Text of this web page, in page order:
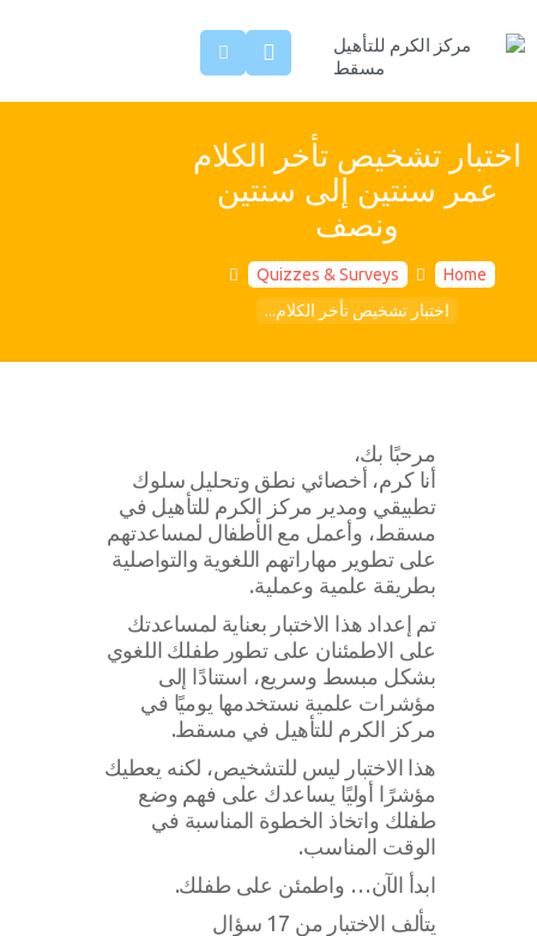
اختبار تشخيص تأخر الكلام
عمر سنتين إلى سنتين
ونصف
Home
Quizzes & Surveys
اختبار تشخيص تأخر الكلام...
مقالات عن التوحد
فريقنا
مرحبًا بك،
أنا كرم، أخصائي نطق وتحليل سلوك
تطبيقي ومدير مركز الكرم للتأهيل في
مسقط، وأعمل مع الأطفال لمساعدتهم
على تطوير مهاراتهم اللغوية والتواصلية
بطريقة علمية وعملية.
تم إعداد هذا الاختبار بعناية لمساعدتك
على الاطمئنان على تطور طفلك اللغوي
بشكل مبسط وسريع، استنادًا إلى
مؤشرات علمية نستخدمها يوميًا في
مركز الكرم للتأهيل في مسقط.
هذا الاختبار ليس للتشخيص، لكنه يعطيك
مؤشرًا أوليًا يساعدك على فهم وضع
طفلك واتخاذ الخطوة المناسبة في
الوقت المناسب.
ابدأ الآن… واطمئن على طفلك.
يتألف الاختبار من 17 سؤال